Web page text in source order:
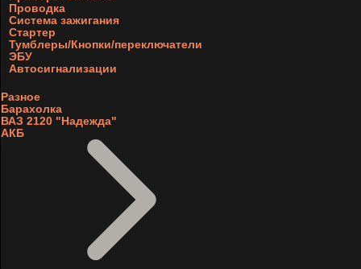
Проводка
Система зажигания
Стартер
Тумблеры/Кнопки/переключатели
ЭБУ
Автосигнализации
Разное
Барахолка
ВАЗ 2120 "Надежда"
АКБ